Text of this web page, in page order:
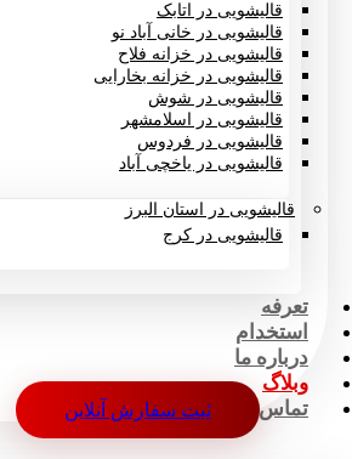
قالیشویی در اتابک
قالیشویی در خانی آباد نو
قالیشویی در خزانه فلاح
قالیشویی در خزانه بخارایی
قالیشویی در شوش
قالیشویی در اسلامشهر
قالیشویی در فردوس
قالیشویی در یاخچی آباد
قالیشویی در استان البرز
قالیشویی در کرج
تعرفه
استخدام
درباره ما
وبلاگ
تماس
ثبت سفارش آنلاین